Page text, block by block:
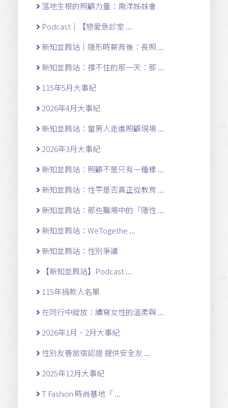
落地生根的照顧力量：南洋姊妹會
Podcast｜【戀愛急診室 ...
新知並肩站｜隱形時薪背後：長照 ...
新知並肩站：撐不住的那一天：那 ...
115年5月大事紀
2026年4月大事紀
新知並肩站：當男人走進照顧現場 ...
2026年3月大事紀
新知並肩站：照顧不是只有一種樣 ...
新知並肩站：性平是否真正從教育 ...
新知並肩站：那些職場中的「隱性 ...
新知並肩站：WeTogethe ...
新知並肩站：性別爭議
【新知並肩站】Podcast ...
115年捐款人名單
在同行中綻放：續寫女性的溫柔與 ...
2026年1月、2月大事紀
性別友善旅宿認證 提供安全友 ...
2025年12月大事紀
T Fashion 時尚基地「 ...